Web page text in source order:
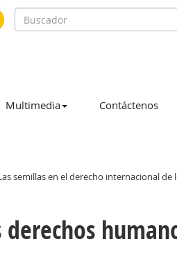
Multimedia Contáctenos
semillas en el derecho internacional